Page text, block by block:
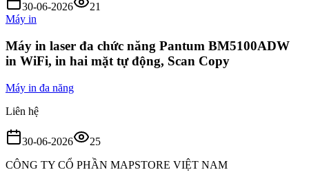
30-06-2026
21
Máy in
Máy in laser đa chức năng Pantum BM5100ADW
in WiFi, in hai mặt tự động, Scan Copy
Máy in đa năng
Liên hệ
30-06-2026
25
CÔNG TY CỔ PHẦN MAPSTORE VIỆT NAM